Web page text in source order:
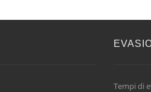
Tempi di